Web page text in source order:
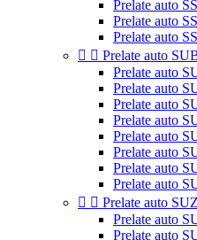
Prelate auto
Prelate auto
Prelate auto
  Prelate auto
Prelate auto
Prelate auto
Prelate auto
Prelate auto
Prelate auto
Prelate auto
Prelate auto
Prelate auto
  Prelate auto
Prelate auto
Prelate auto